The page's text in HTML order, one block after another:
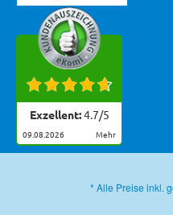
Exzellent:4.7/5
09.08.2026 mehr
* Alle Preise inkl.